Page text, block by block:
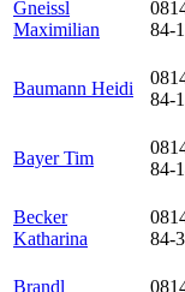
Gneissl
Maximilian
84-
Baumann Heidi
84-
Bayer Tim
84-
Becker
Katharina
84-
Brandl